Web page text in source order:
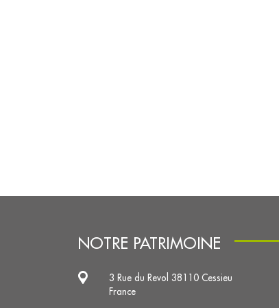
NOTRE PATRIMOINE
3 Rue du Revol 38110 Cessieu
France